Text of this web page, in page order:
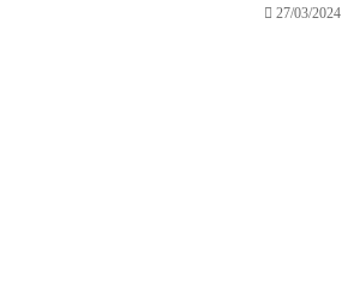
27/03/2024